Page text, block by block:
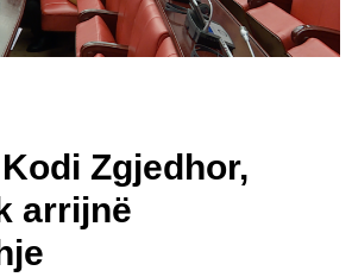
Zgjedhor,
arrijnë